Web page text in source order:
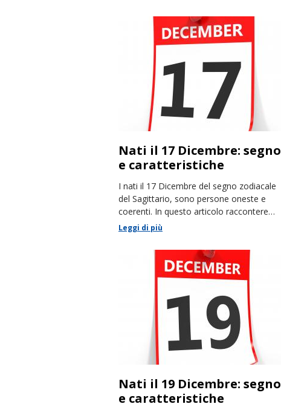
Nati il 17 Dicembre: segno
e caratteristiche
I nati il 17 Dicembre del segno zodiacale
del Sagittario, sono persone oneste e
coerenti. In questo articolo racconteremo
le loro caratteristiche.
Leggi di più
Nati il 19 Dicembre: segno
e caratteristiche